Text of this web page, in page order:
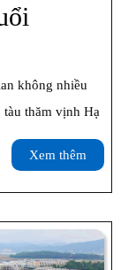
không nhiều
tàu thăm vịnh Hạ
Xem thêm
thêm